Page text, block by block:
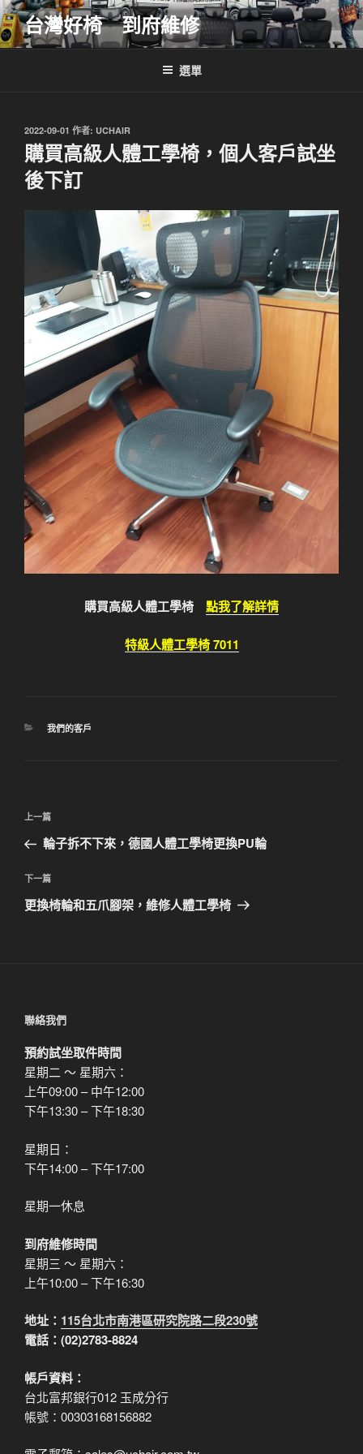
跳
至
主
台灣好椅 到府維修
選單
發
佈
於
2022-09-01 作者: UCHAIR
購買高級人體工學椅，個人客戶試坐
後下訂
購買高級人體工學椅 點我了解詳情
特級人體工學椅 7011
分
我們的客戶
文
導
覽
上
一
文
章
上一篇
輪子拆不下來，德國人體工學椅更換PU輪
下
一
下一篇
更換椅輪和五爪腳架，維修人體工學椅
聯絡我們
預約試坐取件時間
星期二 ～ 星期六：
上午09:00 – 中午12:00
下午13:30 – 下午18:30
星期日：
下午14:00 – 下午17:00
星期一休息
到府維修時間
星期三 ～ 星期六：
上午10:00 – 下午16:30
地址： 115台北市南港區研究院路二段230號
電話：(02)2783-8824
帳戶資料：
台北富邦銀行012 玉成分行
帳號：00303168156882